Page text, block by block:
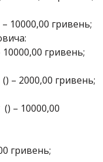
10000,00 гривень;
10000,00 гривень;
– 2000,00 гривень;
– 10000,00
гривень;